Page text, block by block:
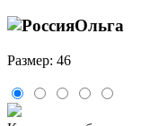
Ольга
Размер: 46